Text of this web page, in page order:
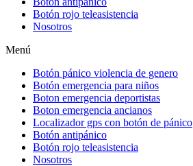
Botón rojo teleasistencia
Nosotros
Menú
Botón pánico violencia de genero
Botón emergencia para niños
Boton emergencia deportistas
Boton emergencia ancianos
Localizador gps con botón de pánico
Botón antipánico
Botón rojo teleasistencia
Nosotros